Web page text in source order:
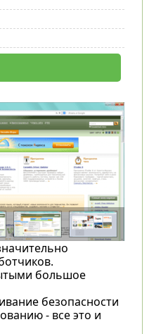
большое
безопасности
- все это и